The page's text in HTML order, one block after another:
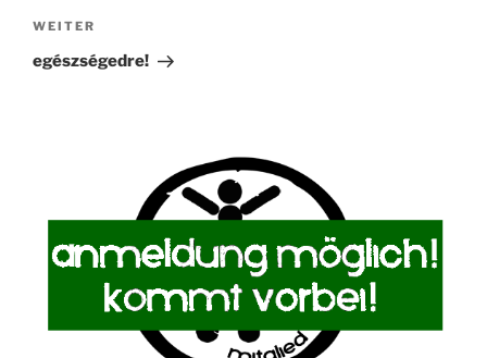
Nächster
Beitrag
WEITER
egészségedre!